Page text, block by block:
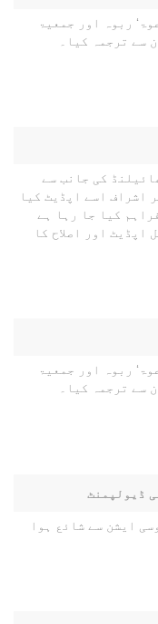
ربوہ اور جمعیۃ
سے ترجمہ کیا۔
کی جانب سے
اشراف اسے اپڈیٹ کیا
کیا جا رہا ہے
اپڈیٹ اور اصلاح کا
ربوہ اور جمعیۃ
سے ترجمہ کیا۔
ڈیولپمنٹ
ایشن سے شائع ہوا